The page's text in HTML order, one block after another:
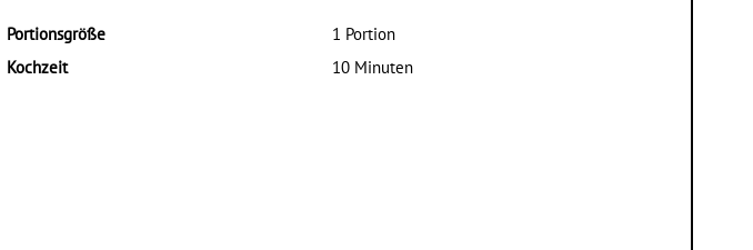
Portionsgröße
1 Portion
Kochzeit
10 Minuten